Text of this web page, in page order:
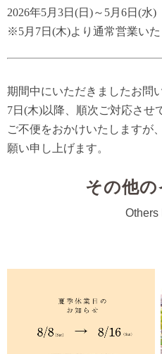
2026年5月3日(日)～5月6日(水)
※5月7日(木)より通常営業いた
期間中にいただきましたお問
7日(木)以降、順次ご対応させ
ご不便をおかけいたしますが
願い申し上げます。
その他の
Others